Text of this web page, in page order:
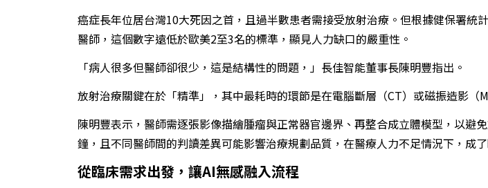
癌症長年位居台灣10大死因之首，且過半數患者需接受放射治療。但根據健保署統
醫師，這個數字遠低於歐美2至3名的標準，顯見人力缺口的嚴重性。
「病人很多但醫師卻很少，這是結構性的問題，」長佳智能董事長陳明豐指出。
放射治療關鍵在於「精準」，其中最耗時的環節是在電腦斷層（CT）或磁振造影（
陳明豐表示，醫師需逐張影像描繪腫瘤與正常器官邊界、再整合成立體模型，以避
鐘，且不同醫師間的判讀差異可能影響治療規劃品質，在醫療人力不足情況下，成
從臨床需求出發，讓AI無感融入流程